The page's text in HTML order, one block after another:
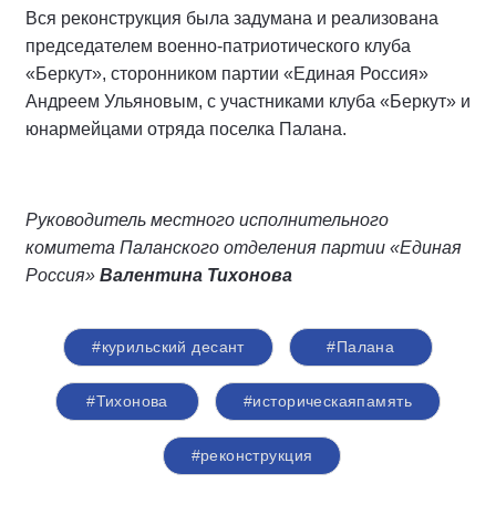
Вся реконструкция была задумана и реализована
председателем военно-патриотического клуба
«Беркут», сторонником партии «Единая Россия»
Андреем Ульяновым, с участниками клуба «Беркут» и
юнармейцами отряда поселка Палана.
Руководитель местного исполнительного
комитета Паланского отделения партии «Единая
Россия» Валентина Тихонова
#курильский десант #Палана
#Тихонова #историческаяпамять
#реконструкция